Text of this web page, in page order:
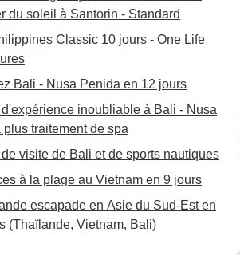
du soleil à Santorin - Standard
Classic 10 jours - One Life
Bali - Nusa Penida en 12 jours
inoubliable à Bali - Nusa
plus traitement de spa
visite de Bali et de sports nautiques
à la plage au Vietnam en 9 jours
escapade en Asie du Sud-Est en
(Thaïlande, Vietnam, Bali)